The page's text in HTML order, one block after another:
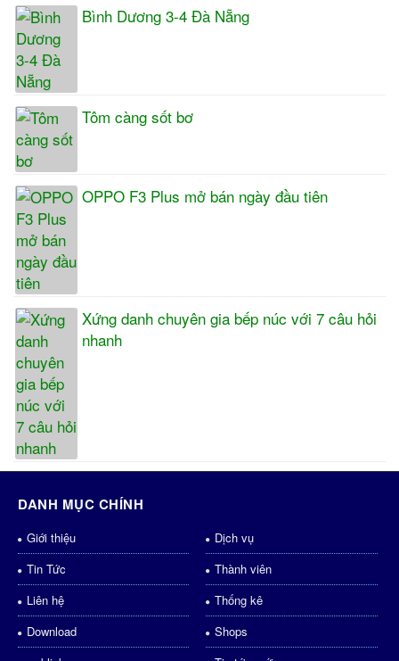
Bình Dương 3-4 Đà Nẵng
Tôm càng sốt bơ
OPPO F3 Plus mở bán ngày đầu tiên
Xứng danh chuyên gia bếp núc với 7 câu hỏi
nhanh
DANH MỤC CHÍNH
Giới thiệu
Dịch vụ
Tin Tức
Thành viên
Liên hệ
Thống kê
Download
Shops